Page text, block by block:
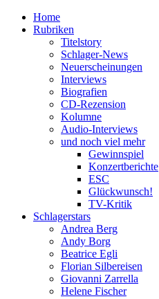
Home
Rubriken
Titelstory
Schlager-News
Neuerscheinungen
Interviews
Biografien
CD-Rezension
Kolumne
Audio-Interviews
und noch viel mehr
Gewinnspiel
Konzertberichte
ESC
Glückwunsch!
TV-Kritik
Schlagerstars
Andrea Berg
Andy Borg
Beatrice Egli
Florian Silbereisen
Giovanni Zarrella
Helene Fischer